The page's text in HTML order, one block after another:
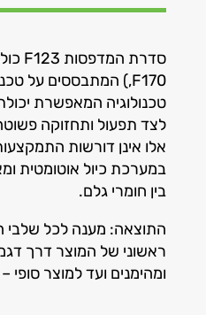
טכנולוגיה המאפשרת
לצד תפעול ותחזוקה
אלו אינן דורשות
במערכת כיול אוטומטית
בין חומרי גלם.
התוצאה: מענה לכל שלבי
ראשוני של המוצר דרך
ומהימנים ועד למוצר סופי